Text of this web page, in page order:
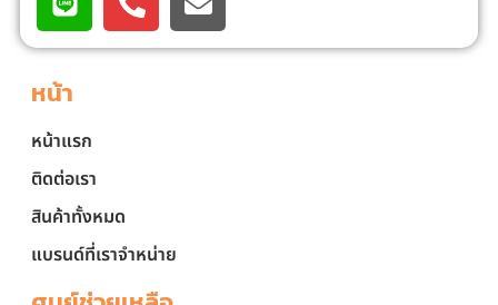
หน้า
หน้าแรก
ติดต่อเรา
สินค้าทั้งหมด
แบรนด์ที่เราจำหน่าย